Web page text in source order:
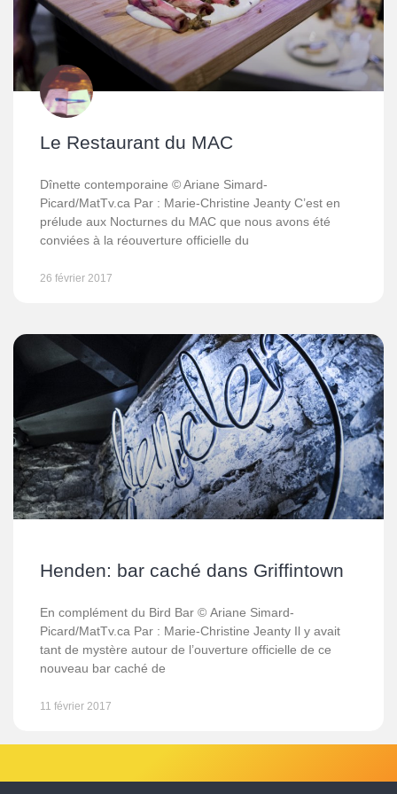
Le Restaurant du MAC
Dînette contemporaine © Ariane Simard-
Picard/MatTv.ca Par : Marie-Christine Jeanty C’est en
prélude aux Nocturnes du MAC que nous avons été
conviées à la réouverture officielle du
26 février 2017
Henden: bar caché dans Griffintown
En complément du Bird Bar © Ariane Simard-
Picard/MatTv.ca Par : Marie-Christine Jeanty Il y avait
tant de mystère autour de l’ouverture officielle de ce
nouveau bar caché de
11 février 2017